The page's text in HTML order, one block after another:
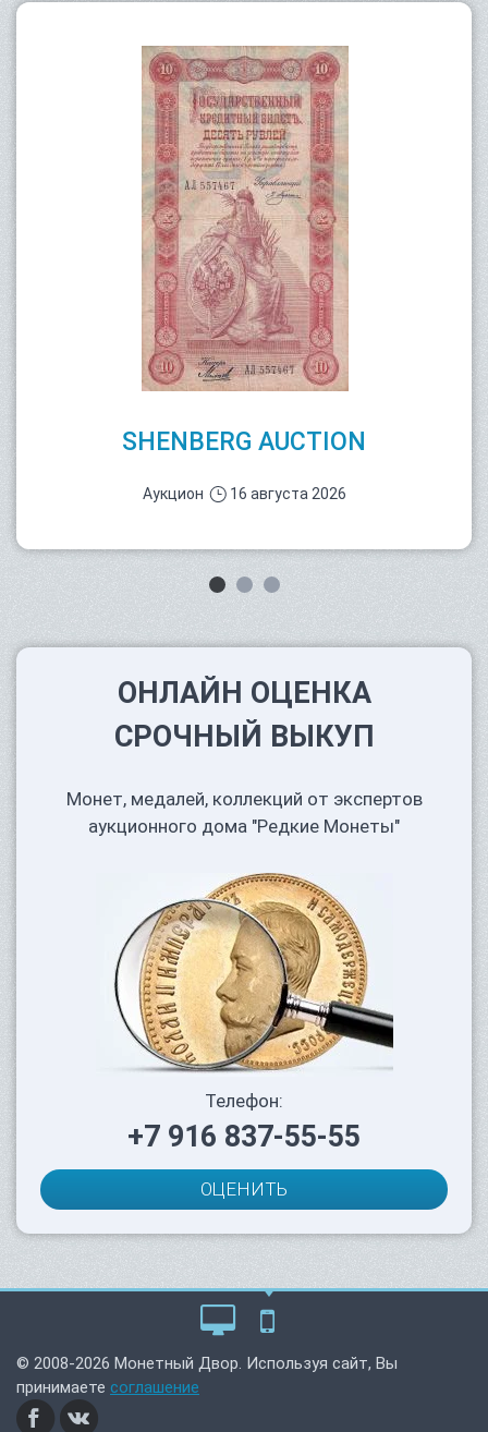
SHENBERG AUCTION
Аукцион 16 августа 2026
ОНЛАЙН ОЦЕНКА
СРОЧНЫЙ ВЫКУП
Монет, медалей, коллекций от экспертов
аукционного дома "Редкие Монеты"
Телефон:
+7 916 837-55-55
ОЦЕНИТЬ
© 2008-2026 Монетный Двор. Используя сайт, Вы
принимаете соглашение